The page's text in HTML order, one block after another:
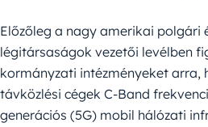
Előzőleg a nagy amerikai polgári
légitársaságok vezetői levélben
kormányzati intézményeket arra,
távközlési cégek C-Band
generációs (5G) mobil hálózati